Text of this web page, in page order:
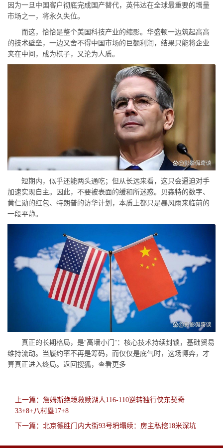
因为一旦中国客户彻底完成国产替代，英伟达在全球最重要的增量
市场之一，将永久失位。
而这，恰恰是整个美国科技产业的缩影。华盛顿一边筑起高高
的技术壁垒，一边又舍不得中国市场的巨额利润，结果只能将企业
夹在中间，成为棋子，又沦为人质。
短期内，似乎还能两头通吃；但从长远来看，这只会逼迫对手
加速实现自主。因此，不要被表面的缓和所迷惑。贝森特的数字、
黄仁勋的红包、特朗普的访华计划，本质上都只是暴风雨来临前的
一段平静。
真正的长期格局，是“高墙小门”：核心技术持续封锁，基础贸易
维持流动。当履约率不再是筹码，而仅仅是底气时，这场博弈，才
算真正进入终局。返回搜狐，查看更多
上一篇：詹姆斯绝境救赎湖人116-110逆转独行侠东契奇
33+8+八村塁17+8
下一篇：北京德胜门内大街93号坍塌续：房主私挖18米深坑